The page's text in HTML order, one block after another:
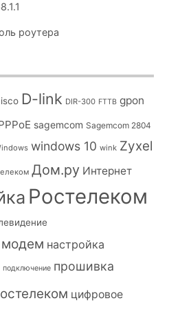
роутера
D-link DIR-300 FTTB gpon
sagemcom Sagemcom 2804
windows 10 wink Zyxel
Дом.ру Интернет
Ростелеком
модем настройка
подключение прошивка
цифровое